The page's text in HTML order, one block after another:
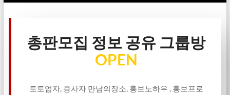
총판모집 정보 공유 그룹방
OPEN
토토업자, 종사자 만남의장소, 홍보노하우 , 홍보프로